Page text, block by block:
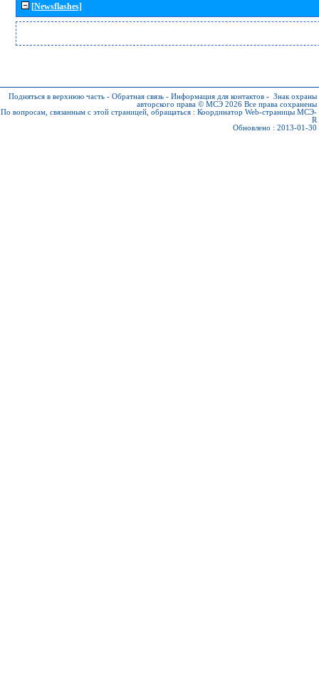
[Newsflashes]
Подняться в верхнюю часть - Обратная связь - Информация для контактов - Знак охраны
авторского права © МСЭ 2026 Все права сохранены
По вопросам, связанным с этой страницей, обращаться : Координатор Web-страницы МСЭ-
R
Обновлено : 2013-01-30